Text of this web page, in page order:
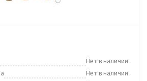
Нет в наличии
Нет в наличии